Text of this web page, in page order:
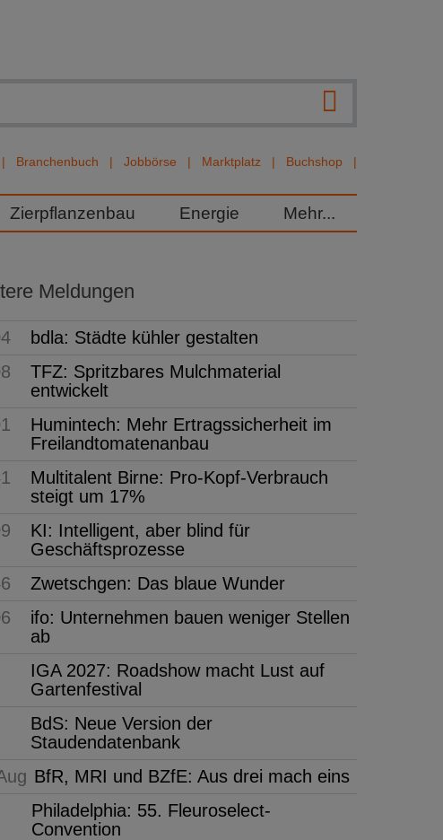
Branchenbuch Jobbörse Marktplatz Buchshop
Zierpflanzenbau Energie Mehr...
Meldungen
bdla: Städte kühler gestalten
TFZ: Spritzbares Mulchmaterial
entwickelt
Humintech: Mehr Ertragssicherheit im
Freilandtomatenanbau
Multitalent Birne: Pro-Kopf-Verbrauch
steigt um 17%
KI: Intelligent, aber blind für
Geschäftsprozesse
Zwetschgen: Das blaue Wunder
ifo: Unternehmen bauen weniger Stellen
ab
IGA 2027: Roadshow macht Lust auf
Gartenfestival
BdS: Neue Version der
Staudendatenbank
BfR, MRI und BZfE: Aus drei mach eins
Philadelphia: 55. Fleuroselect-
Convention